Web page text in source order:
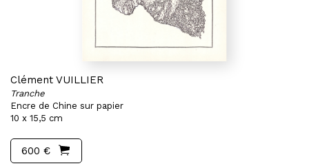
Clément VUILLIER
Tranche
Encre de Chine sur papier
10 x 15,5 cm
600 €